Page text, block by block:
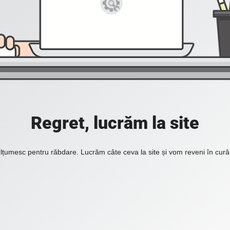
Regret, lucrăm la site
pentru răbdare. Lucrăm câte ceva la site și vom reveni în